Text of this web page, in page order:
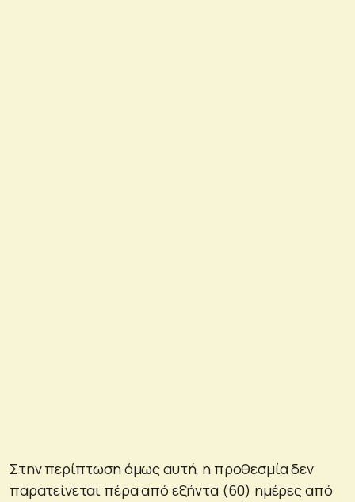
Στην περίπτωση όμως αυτή, η προθεσμία δεν
παρατείνεται πέρα από εξήντα (60) ημέρες από